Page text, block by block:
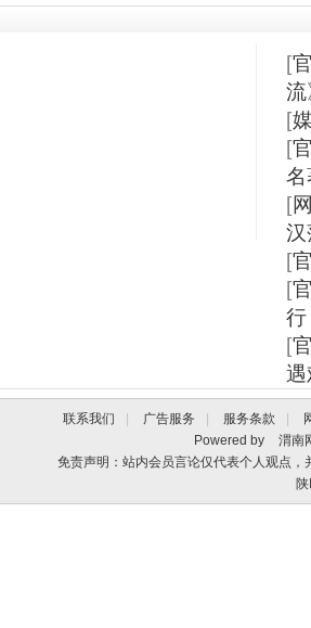
[
流
[
[
名
[
汉
[
[
行
[
遇
联系我们 广告服务 服务条款
Powered by
渭南
免责声明：站内会员言论仅代表个人观点